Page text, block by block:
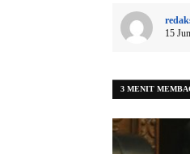
15
3 MENIT